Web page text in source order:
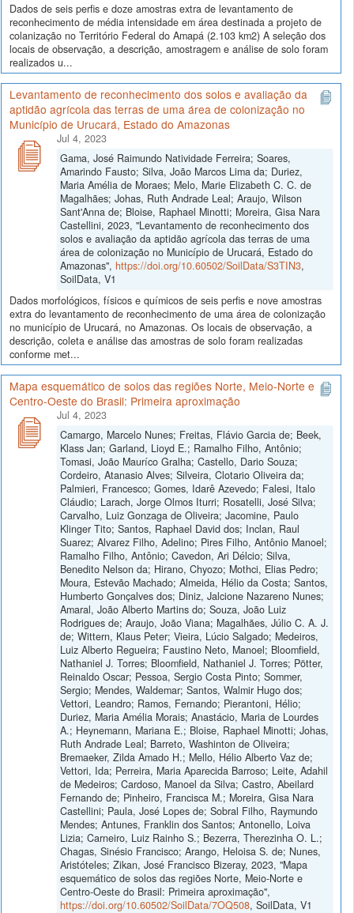
Dados de seis perfis e doze amostras extra de levantamento de
reconhecimento de média intensidade em área destinada a projeto de
colanização no Território Federal do Amapá (2.103 km2) A seleção dos
locais de observação, a descrição, amostragem e análise de solo foram
realizados u...
Levantamento de reconhecimento dos solos e avaliação da
aptidão agrícola das terras de uma área de colonização no
Município de Urucará, Estado do Amazonas
Jul 4, 2023
Gama, José Raimundo Natividade Ferreira; Soares,
Amarindo Fausto; Silva, João Marcos Lima da; Duriez,
Maria Amélia de Moraes; Melo, Marie Elizabeth C. C. de
Magalhães; Johas, Ruth Andrade Leal; Araujo, Wilson
Sant'Anna de; Bloise, Raphael Minotti; Moreira, Gisa Nara
Castellini, 2023, "Levantamento de reconhecimento dos
solos e avaliação da aptidão agrícola das terras de uma
área de colonização no Município de Urucará, Estado do
Amazonas", https://doi.org/10.60502/SoilData/S3TIN3,
SoilData, V1
Dados morfológicos, físicos e químicos de seis perfis e nove amostras
extra do levantamento de reconhecimento de uma área de colonização
no município de Urucará, no Amazonas. Os locais de observação, a
descrição, coleta e análise das amostras de solo foram realizadas
conforme met...
Mapa esquemático de solos das regiões Norte, Meio-Norte e
Centro-Oeste do Brasil: Primeira aproximação
Jul 4, 2023
Camargo, Marcelo Nunes; Freitas, Flávio Garcia de; Beek,
Klass Jan; Garland, Lioyd E.; Ramalho Filho, Antônio;
Tomasi, João Mauríco Gralha; Castello, Dario Souza;
Cordeiro, Atanasio Alves; Silveira, Clotario Oliveira da;
Palmieri, Francesco; Gomes, Idarê Azevedo; Falesi, Italo
Cláudio; Larach, Jorge Olmos Iturri; Rosatelli, José Silva;
Carvalho, Luiz Gonzaga de Oliveira; Jacomine, Paulo
Klinger Tito; Santos, Raphael David dos; Inclan, Raul
Suarez; Alvarez Filho, Adelino; Pires Filho, Antônio Manoel;
Ramalho Filho, Antônio; Cavedon, Ari Délcio; Silva,
Benedito Nelson da; Hirano, Chyozo; Mothci, Elias Pedro;
Moura, Estevão Machado; Almeida, Hélio da Costa; Santos,
Humberto Gonçalves dos; Diniz, Jalcione Nazareno Nunes;
Amaral, João Alberto Martins do; Souza, João Luiz
Rodrigues de; Araujo, João Viana; Magalhães, Júlio C. A. J.
de; Wittern, Klaus Peter; Vieira, Lúcio Salgado; Medeiros,
Luiz Alberto Regueira; Faustino Neto, Manoel; Bloomfield,
Nathaniel J. Torres; Bloomfield, Nathaniel J. Torres; Pötter,
Reinaldo Oscar; Pessoa, Sergio Costa Pinto; Sommer,
Sergio; Mendes, Waldemar; Santos, Walmir Hugo dos;
Vettori, Leandro; Ramos, Fernando; Pierantoni, Hélio;
Duriez, Maria Amélia Morais; Anastácio, Maria de Lourdes
A.; Heynemann, Mariana E.; Bloise, Raphael Minotti; Johas,
Ruth Andrade Leal; Barreto, Washinton de Oliveira;
Bremaeker, Zilda Amado H.; Mello, Hélio Alberto Vaz de;
Vettori, Ida; Perreira, Maria Aparecida Barroso; Leite, Adahil
de Medeiros; Cardoso, Manoel da Silva; Castro, Abeilard
Fernando de; Pinheiro, Francisca M.; Moreira, Gisa Nara
Castellini; Paula, José Lopes de; Sobral Filho, Raymundo
Mendes; Antunes, Franklin dos Santos; Antonello, Loiva
Lizia; Carneiro, Luiz Rainho S.; Bezerra, Therezinha O. L.;
Chagas, Sinésio Francisco; Arango, Heloisa S. de; Nunes,
Aristóteles; Zikan, José Francisco Bizeray, 2023, "Mapa
esquemático de solos das regiões Norte, Meio-Norte e
Centro-Oeste do Brasil: Primeira aproximação",
https://doi.org/10.60502/SoilData/7OQ508, SoilData, V1